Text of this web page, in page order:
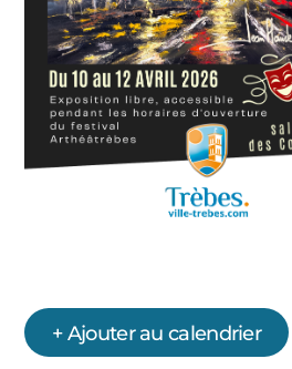
+ Ajouter au calendrier